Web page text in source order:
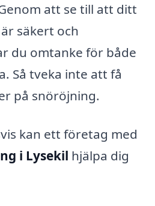
att se till att ditt
säkert och
du omtanke för både
Så tveka inte att få
på snöröjning.
kan ett företag med
i Lysekil hjälpa dig